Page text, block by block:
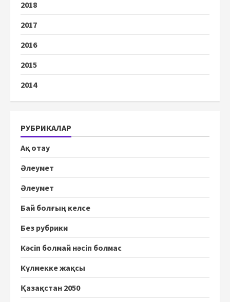
2018
2017
2016
2015
2014
РУБРИКАЛАР
Ақ отау
Әлеумет
Әлеумет
Бай болғың келсе
Без рубрики
Кәсіп болмай нәсіп болмас
Күлмекке жақсы
Қазақстан 2050